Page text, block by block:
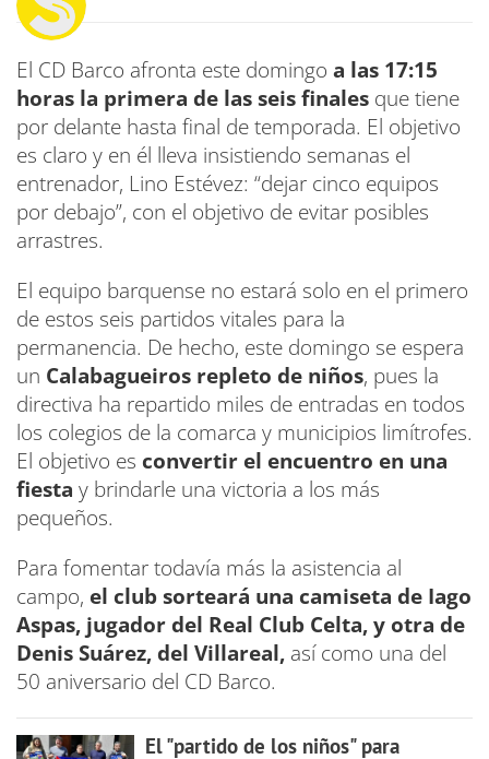
El CD Barco afronta este domingo a las 17:15
horas la primera de las seis finales que tiene
por delante hasta final de temporada. El objetivo
es claro y en él lleva insistiendo semanas el
entrenador, Lino Estévez: “dejar cinco equipos
por debajo”, con el objetivo de evitar posibles
arrastres.
El equipo barquense no estará solo en el primero
de estos seis partidos vitales para la
permanencia. De hecho, este domingo se espera
un Calabagueiros repleto de niños, pues la
directiva ha repartido miles de entradas en todos
los colegios de la comarca y municipios limítrofes.
El objetivo es convertir el encuentro en una
fiesta y brindarle una victoria a los más
pequeños.
Para fomentar todavía más la asistencia al
campo, el club sorteará una camiseta de Iago
Aspas, jugador del Real Club Celta, y otra de
Denis Suárez, del Villareal, así como una del
50 aniversario del CD Barco.
El "partido de los niños" para